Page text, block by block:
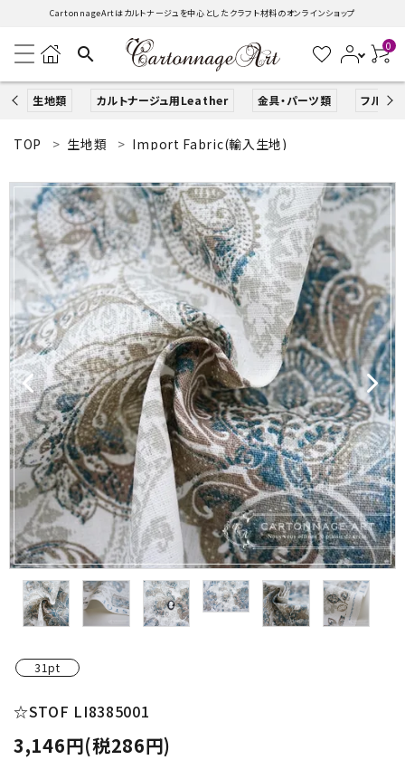
CartonnageArtはカルトナージュを中心としたクラフト材料のオンラインショップ
search 0
生地類 カルトナージュ用Leather 金具・パーツ類 フルキッ
search
ACCOUNT MENU
ようこそ ゲスト 様
ログイン 新規会員登録
生地類
カルトナージュLeather用
金具・パーツ類
フルキット
Jolipapier
デコレーション材料
道具類
基本材料
グループ
TOP 生地類 Import Fabric(輸入生地)
31pt
☆STOF LI8385001
3,146円(税286円)